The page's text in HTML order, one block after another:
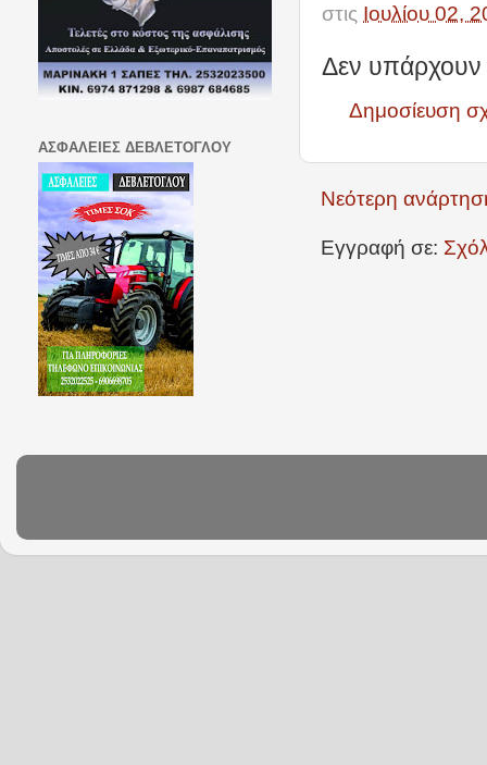
στις Ιουλίου 02,
Δεν υπάρχουν
Δημοσίευση
Νεότερη
Εγγραφή σε:
ΑΣΦΑΛΕΙΕΣ ΔΕΒΛΕΤΟΓΛΟΥ